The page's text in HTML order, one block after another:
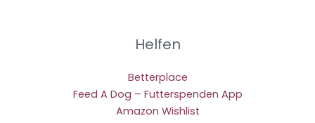
Helfen
Betterplace
Feed A Dog – Futterspenden App
Amazon Wishlist